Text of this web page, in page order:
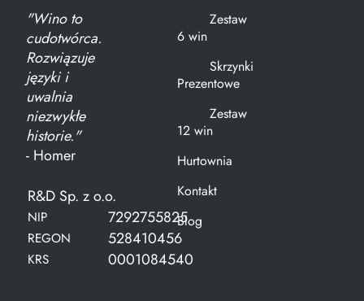
"Wino to
cudotwórca.
Rozwiązuje
języki i
uwalnia
niezwykłe
historie."
- Homer
R&D Sp. z o.o.
NIP 7292755825
REGON 528410456
KRS 0001084540
Zestaw
6 win
Skrzynki
Prezentowe
Zestaw
12 win
Hurtownia
Kontakt
Blog